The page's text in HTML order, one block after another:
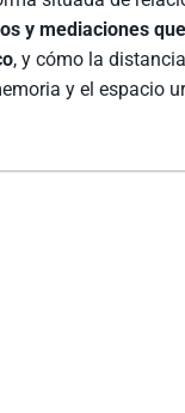
y mediaciones
, y cómo la
y el espacio